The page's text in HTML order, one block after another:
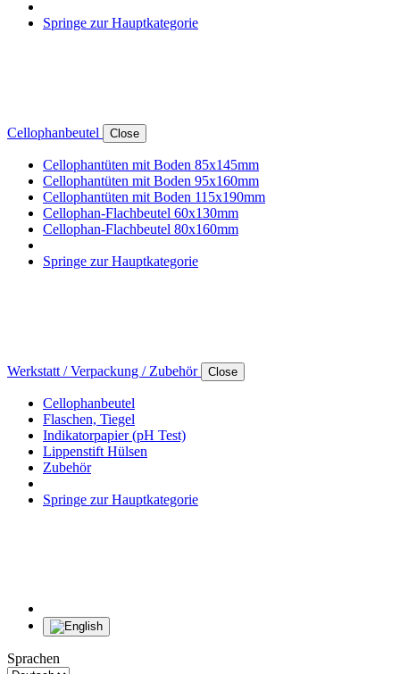
Springe zur Hauptkategorie
Cellophanbeutel Close
Cellophantüten mit Boden 85x145mm
Cellophantüten mit Boden 95x160mm
Cellophantüten mit Boden 115x190mm
Cellophan-Flachbeutel 60x130mm
Cellophan-Flachbeutel 80x160mm
Springe zur Hauptkategorie
Werkstatt / Verpackung / Zubehör Close
Cellophanbeutel
Flaschen, Tiegel
Indikatorpapier (pH Test)
Lippenstift Hülsen
Zubehör
Springe zur Hauptkategorie
Sprachen